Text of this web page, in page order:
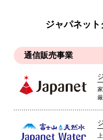
ジャパネッ
通信販売事業